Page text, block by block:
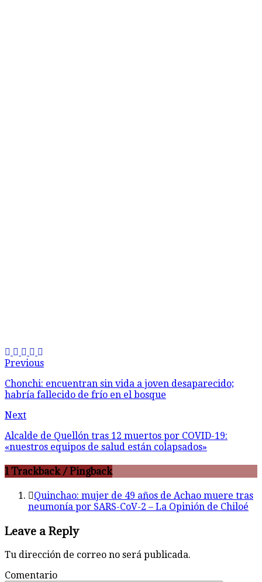
Previous
Chonchi: encuentran sin vida a joven desaparecido;
habría fallecido de frío en el bosque
Next
Alcalde de Quellón tras 12 muertos por COVID-19:
«nuestros equipos de salud están colapsados»
1 Trackback / Pingback
Quinchao: mujer de 49 años de Achao muere tras
neumonía por SARS-CoV-2 – La Opinión de Chiloé
Leave a Reply
Tu dirección de correo no será publicada.
Comentario